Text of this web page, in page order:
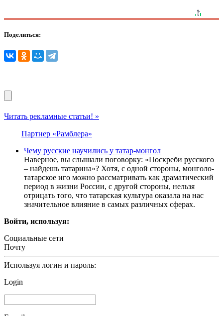
Поделиться:
Читать рекламные статьи! »
Партнер «Рамблера»
Чему русские научились у татар-монгол
Наверное, вы слышали поговорку: «Поскреби русского
– найдешь татарина»? Хотя, с одной стороны, монголо-
татарское иго можно рассматривать как драматический
период в жизни России, с другой стороны, нельзя
отрицать того, что татарская культура оказала на нас
значительное влияние в самых различных сферах.
Войти, используя:
Социальные сети
Почту
Используя логин и пароль:
Login